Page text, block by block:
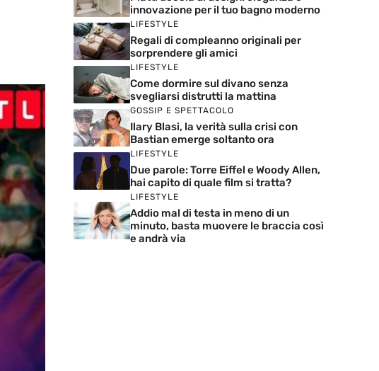
innovazione per il tuo bagno moderno
LIFESTYLE
Regali di compleanno originali per
sorprendere gli amici
LIFESTYLE
Come dormire sul divano senza
svegliarsi distrutti la mattina
GOSSIP E SPETTACOLO
Ilary Blasi, la verità sulla crisi con
Bastian emerge soltanto ora
LIFESTYLE
Due parole: Torre Eiffel e Woody Allen,
hai capito di quale film si tratta?
LIFESTYLE
Addio mal di testa in meno di un
minuto, basta muovere le braccia così
e andrà via